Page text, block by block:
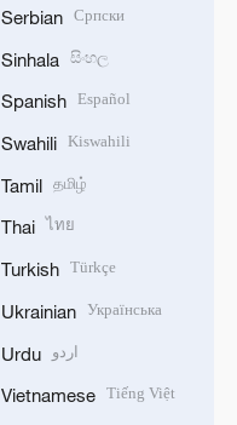
Serbian Српски
Sinhala සිංහල
Spanish Español
Swahili Kiswahili
Tamil தமிழ்
Thai ไทย
Turkish Türkçe
Ukrainian Українська
Urdu اردو
Vietnamese Tiếng Việt